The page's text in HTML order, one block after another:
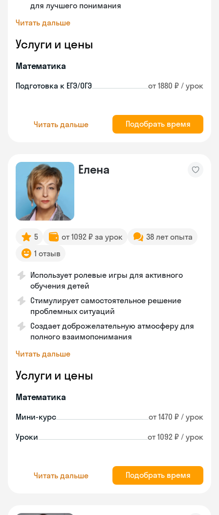
для лучшего понимания
Читать дальше
Услуги и цены
Математика
Подготовка к ЕГЭ/ОГЭ от 1880 ₽ / урок
Читать дальше Подобрать время
Елена
5 от 1092 ₽ за урок
38 лет опыта
1 отзыв
Использует ролевые игры для активного
обучения детей
Стимулирует самостоятельное решение
проблемных ситуаций
Создает доброжелательную атмосферу для
полного взаимопонимания
Читать дальше
Услуги и цены
Математика
Мини-курс от 1470 ₽ / урок
Уроки от 1092 ₽ / урок
Читать дальше Подобрать время